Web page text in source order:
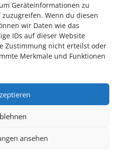
Geräteinformationen zu
Wenn du diesen
wir Daten wie das
IDs auf dieser Website
Zustimmung nicht erteilst oder
Merkmale und Funktionen
ansehen
WordPress page builder theme.